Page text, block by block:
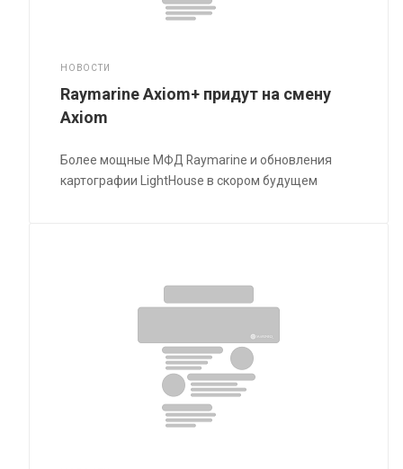
НОВОСТИ
Raymarine Axiom+ придут на смену
Axiom
Более мощные МФД Raymarine и обновления
картографии LightHouse в скором будущем